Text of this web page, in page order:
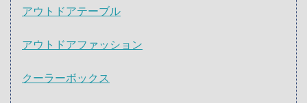
アウトドアテーブル
アウトドアファッション
クーラーボックス